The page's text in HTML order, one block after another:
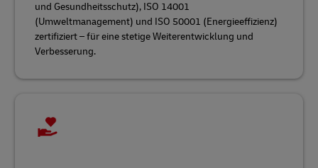
und Gesundheitsschutz), ISO 14001
(Umweltmanagement) und ISO 50001 (Energieeffizienz)
zertifiziert – für eine stetige Weiterentwicklung und
Verbesserung.